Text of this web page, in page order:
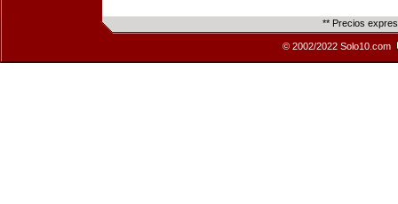
** Precios
© 2002/2022 Solo10.com